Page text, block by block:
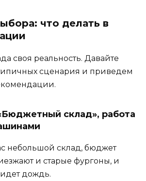
что делать в
своя реальность. Давайте
сценария и приведем
склад», работа
небольшой склад, бюджет
и старые фургоны, и
дождь.